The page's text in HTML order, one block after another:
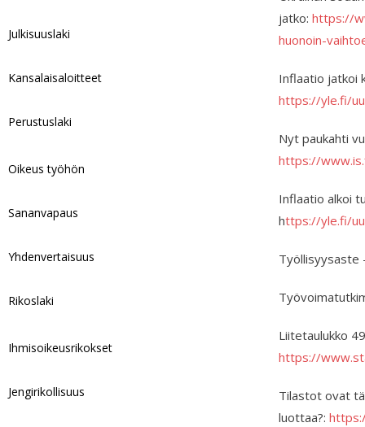
jatko:https://
huonoin-
Inflaatio jatkoi
https://yle.fi/
Nyt paukahti
https://
Inflaatio alkoi
https://yle.fi/
Työllisyysaste
Liitetaulukko
https://
Tilastot ovat
luottaa?:
Julkisuuslaki
Kansalaisaloitteet
Perustuslaki
Oikeus työhön
Sananvapaus
Yhdenvertaisuus
Rikoslaki
Ihmisoikeusrikokset
Jengirikollisuus